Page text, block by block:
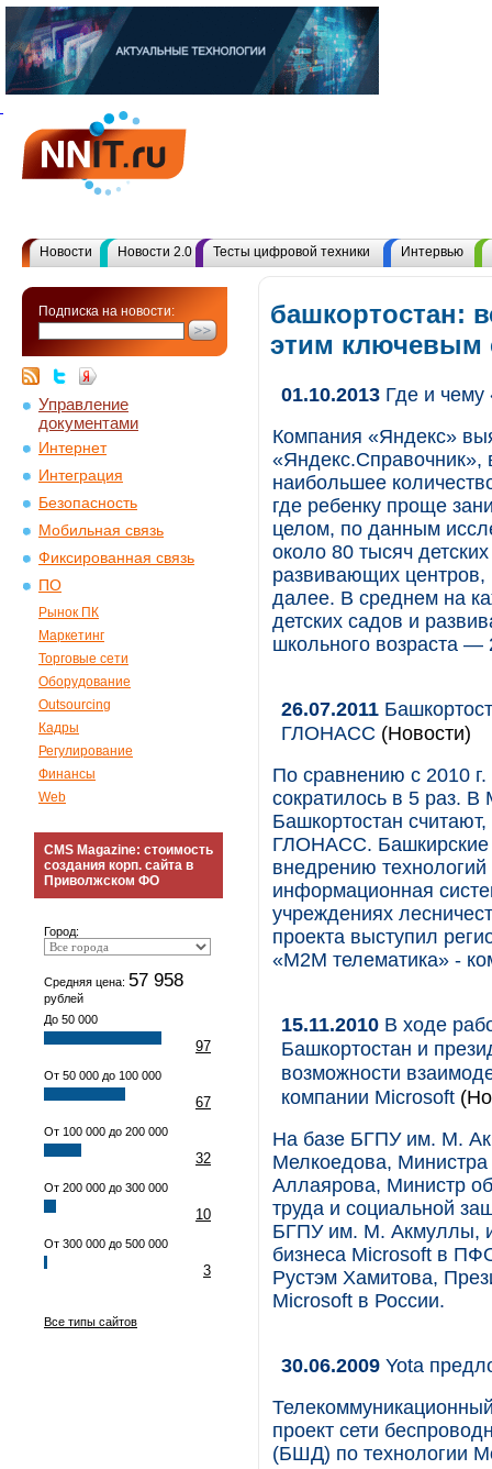
Новости Новости 2.0 Тесты цифровой техники Интервью
Подписка на новости:
Управление
документами
Интернет
Интеграция
Безопасность
Мобильная связь
Фиксированная связь
ПО
Рынок ПК
Маркетинг
Торговые сети
Оборудование
Outsourcing
Кадры
Регулирование
Финансы
Web
CMS Magazine: стоимость
создания корп. сайта в
Приволжском ФО
Город:
Средняя цена: 57 958
рублей
До 50 000
97
От 50 000 до 100 000
67
От 100 000 до 200 000
32
От 200 000 до 300 000
10
От 300 000 до 500 000
3
Все типы сайтов
башкортостан:
этим ключевым
01.10.2013 Где и чему
Компания «Яндекс»
«Яндекс.Справочник»,
наибольшее
где ребенку проще
целом, по данным
около 80 тысяч
развивающих центров,
далее. В среднем на
детских садов и
школьного возраста —
26.07.2011
ГЛОНАСС (Новости)
По сравнению с 2010
сократилось в 5 раз. В
Башкортостан
ГЛОНАСС. Башкирские
внедрению
информационная
учреждениях
проекта выступил
«М2М телематика» -
15.11.2010 В ходе
Башкортостан и
возможности
компании Microsoft
На базе БГПУ им. М.
Мелкоедова,
Аллаярова, Министр
труда и социальной
БГПУ им. М. Акмуллы,
бизнеса Microsoft в
Рустэм Хамитова,
Microsoft в России.
30.06.2009 Yota
проект сети
(БШД) по технологии